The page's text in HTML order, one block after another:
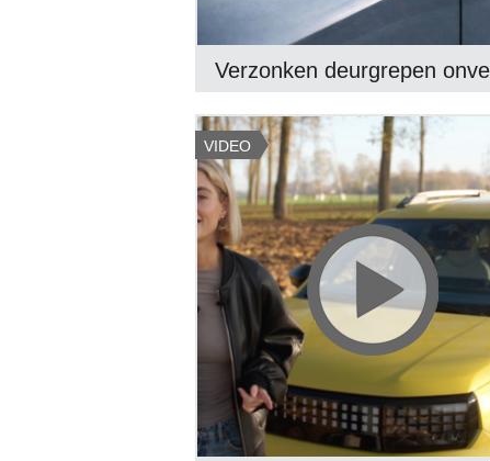
Verzonken deurgrepen
VIDEO